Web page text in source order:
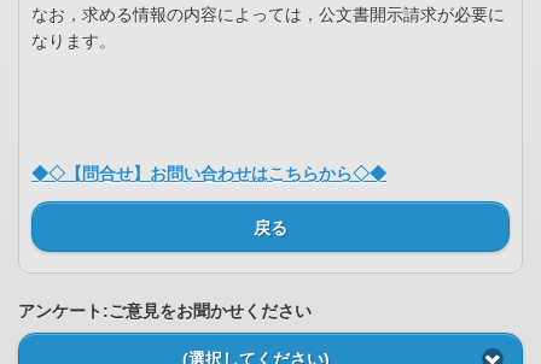
なお，求める情報の内容によっては，公文書開示請求が必要に
なります。
◆◇【問合せ】お問い合わせはこちらから◇◆
戻る
アンケート:ご意見をお聞かせください
(選択してください)